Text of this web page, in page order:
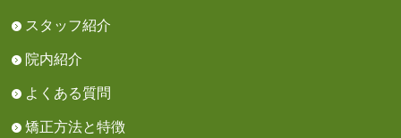
スタッフ紹介
院内紹介
よくある質問
矯正方法と特徴